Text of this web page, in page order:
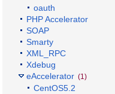
oauth
PHP Accelerator
SOAP
Smarty
XML_RPC
Xdebug
eAccelerator (1)
CentOS5.2